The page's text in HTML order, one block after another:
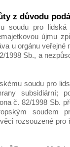
z důvodu
soudu pro lidská
újmu
u orgánu
1998 Sb., a
soudu pro
subsidiární;
č. 82/1998 Sb.
soudem
rozsouzené